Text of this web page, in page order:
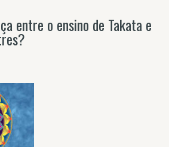
entre o ensino de Takata e